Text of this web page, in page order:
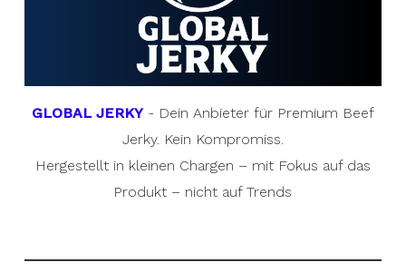
GLOBAL JERKY- Dein Anbieter für Premium Beef
Jerky. Kein Kompromiss.
Hergestellt in kleinen Chargen – mit Fokus auf das
Produkt – nicht auf Trends